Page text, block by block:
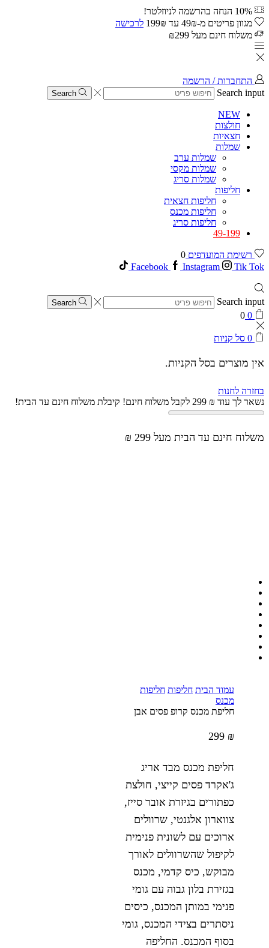
10% הנחה בהרשמה לניוזלטר!
מגוון פריטים מ-49₪ עד 199₪
לרכישה
משלוח חינם מעל ₪299
התחברות / הרשמה
Search input
Search
NEW
חולצות
חצאיות
שמלות
שמלות ערב
שמלות מקסי
שמלות סריג
חליפות
חליפות חצאית
חליפות מכנס
חליפות סריג
49-199
רשימת המועדפים 0
Facebook
Instagram Tik Tok
Search input
Search
0
0
0 סל קניות
אין מוצרים בסל הקניות.
בחזרה לחנות
נשאר לך עוד
299 ₪ לקבל משלוח חינם! קיבלת משלוח חינם עד הבית!
משלוח חינם עד הבית מעל 299 ₪
עמוד הבית חליפות חליפות
מכנס
חליפת מכנס קרופ פסים אבן
299 ₪
חליפת מכנס מבד אריג
ג'אקרד פסים קייצי, חולצת
כפתורים בגיזרת אובר סייז,
צווארון אלגנטי, שרוולים
ארוכים עם לשונית פנימית
לקיפול שהשרוולים לאורך
מבוקש, כיס קדמי, מכנס
בגזירת בלון גבוה עם גומי
פנימי במותן המכנס, כיסים
ניסתרים בצידי המכנס, גומי
בסוף המכנס. החליפה